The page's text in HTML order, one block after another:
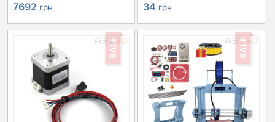
7692 грн 34 грн
SALE SALE